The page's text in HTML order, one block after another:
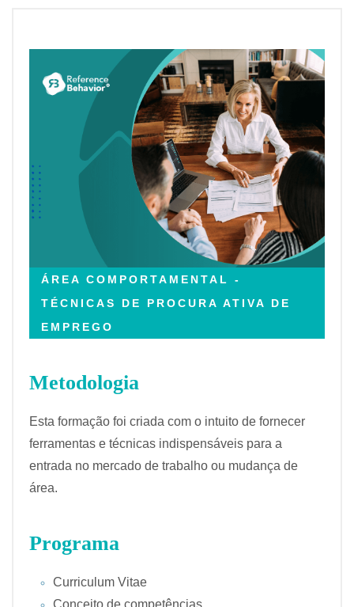
ÁREA COMPORTAMENTAL -
TÉCNICAS DE PROCURA ATIVA DE
EMPREGO
Metodologia
Esta formação foi criada com o intuito de fornecer
ferramentas e técnicas indispensáveis para a
entrada no mercado de trabalho ou mudança de
área.
Programa
Curriculum Vitae
Conceito de competências